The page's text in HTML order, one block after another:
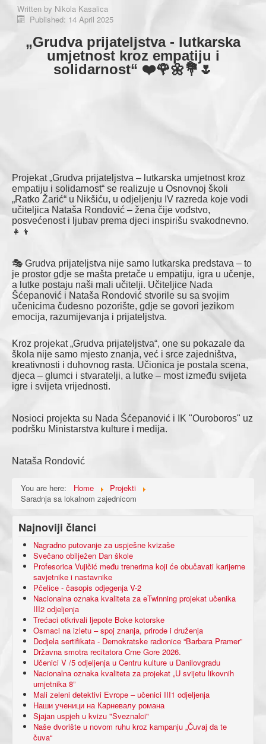
Written by Nikola Kasalica
Published: 14 April 2025
„Grudva prijateljstva - lutkarska
umjetnost kroz empatiju i
solidarnost“ ❤️🌹🌼💐🌷
Projekat „Grudva prijateljstva – lutkarska umjetnost kroz
empatiju i solidarnost“ se realizuje u Osnovnoj školi
„Ratko Žarić“ u Nikšiću, u odjeljenju IV razreda koje vodi
učiteljica Nataša Rondović – žena čije vođstvo,
posvećenost i ljubav prema djeci inspirišu svakodnevno.
👧👦
🎭 Grudva prijateljstva nije samo lutkarska predstava – to
je prostor gdje se mašta pretače u empatiju, igra u učenje,
a lutke postaju naši mali učitelji. Učiteljice Nada
Šćepanović i Nataša Rondović stvorile su sa svojim
učenicima čudesno pozorište, gdje se govori jezikom
emocija, razumijevanja i prijateljstva.
Kroz projekat „Grudva prijateljstva“, one su pokazale da
škola nije samo mjesto znanja, već i srce zajedništva,
kreativnosti i duhovnog rasta. Učionica je postala scena,
djeca – glumci i stvaratelji, a lutke – most između svijeta
igre i svijeta vrijednosti.
Nosioci projekta su Nada Šćepanović i IK "Ouroboros" uz
podršku Ministarstva kulture i medija.
Nataša Rondović
You are here: Home
Projekti
Saradnja sa lokalnom zajednicom
Najnoviji članci
Nagradno putovanje za uspješne kvizaše
Svečano obilježen Dan škole
Profesorica Vujičić među trenerima koji će obučavati karijerne
savjetnike i nastavnike
Pčelice - časopis odjegenja V-2
Nacionalna oznaka kvaliteta za eTwinning projekat učenika
III2 odjeljenja
Trećaci otkrivali ljepote Boke kotorske
Osmaci na izletu – spoj znanja, prirode i druženja
Dodjela sertifikata - Demokratske radionice “Barbara Pramer”
Državna smotra recitatora Crne Gore 2026.
Učenici V /5 odjeljenja u Centru kulture u Danilovgradu
Nacionalna oznaka kvaliteta za projekat „U svijetu likovnih
umjetnika 8”
Mali zeleni detektivi Evrope – učenici III1 odjeljenja
Наши ученици на Карневалу романа
Sjajan uspjeh u kvizu "Sveznalci"
Naše dvorište u novom ruhu kroz kampanju „Čuvaj da te
čuva“